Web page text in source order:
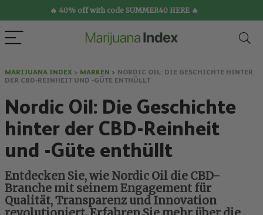
🔥 40% off with code SUMMER40 HERE 🔥
MARIJUANA INDEX > MARKEN > NORDIC OIL: DIE GESCHICHTE HINTER
DER CBD-REINHEIT UND -GÜTE ENTHÜLLT
Nordic Oil: Die Geschichte
hinter der CBD-Reinheit
und -Güte enthüllt
Entdecken Sie, wie Nordic Oil die CBD-
Branche mit seinem Engagement für
Qualität, Transparenz und Innovation